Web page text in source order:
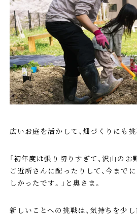
広いお庭を活かして、畑づくりにも
「初年度は張り切りすぎて、沢山のお
ご近所さんに配ったりして、今まで
しかったです。」と奥さま。
新しいことへの挑戦は、気持ちを少